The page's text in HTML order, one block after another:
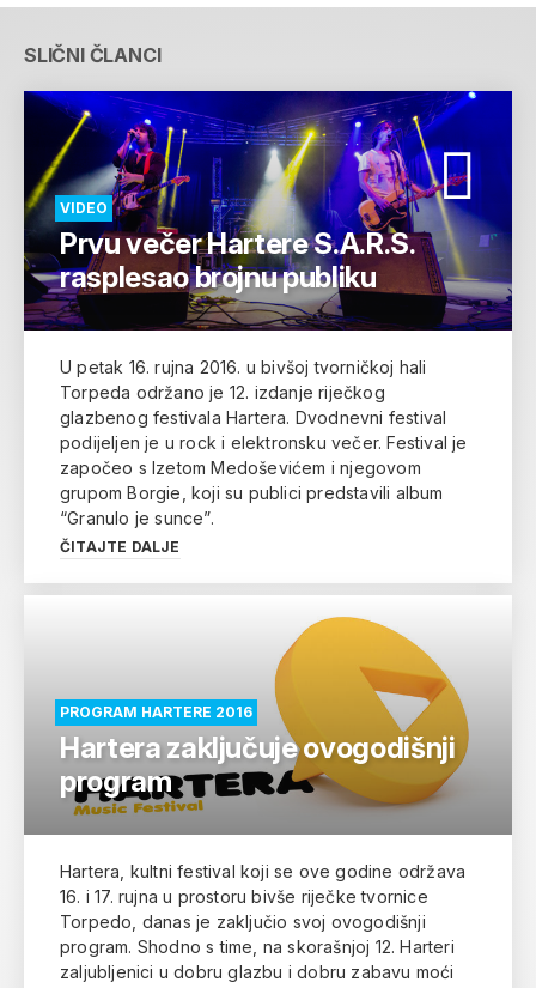
SLIČNI ČLANCI
VIDEO
Prvu večer Hartere S.A.R.S.
rasplesao brojnu publiku
U petak 16. rujna 2016. u bivšoj tvorničkoj hali
Torpeda održano je 12. izdanje riječkog
glazbenog festivala Hartera. Dvodnevni festival
podijeljen je u rock i elektronsku večer. Festival je
započeo s Izetom Medoševićem i njegovom
grupom Borgie, koji su publici predstavili album
“Granulo je sunce”.
ČITAJTE DALJE
PROGRAM HARTERE 2016
Hartera zaključuje ovogodišnji
program
Hartera, kultni festival koji se ove godine održava
16. i 17. rujna u prostoru bivše riječke tvornice
Torpedo, danas je zaključio svoj ovogodišnji
program. Shodno s time, na skorašnjoj 12. Harteri
zaljubljenici u dobru glazbu i dobru zabavu moći